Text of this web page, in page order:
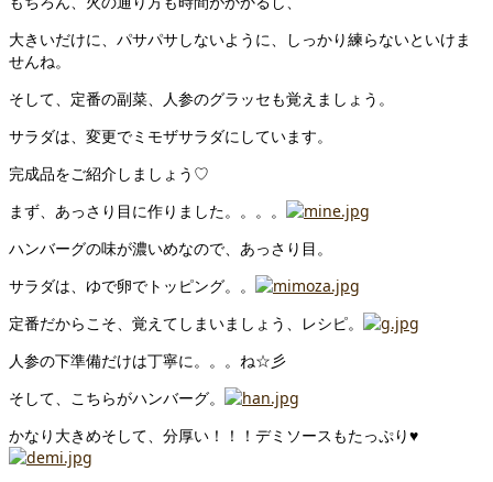
大きいだけに、パサパサしないように、しっかり練らないといけま
せんね。
そして、定番の副菜、人参のグラッセも覚えましょう。
サラダは、変更でミモザサラダにしています。
完成品をご紹介しましょう♡
まず、あっさり目に作りました。。。。
ハンバーグの味が濃いめなので、あっさり目。
サラダは、ゆで卵でトッピング。。
定番だからこそ、覚えてしまいましょう、レシピ。
人参の下準備だけは丁寧に。。。ね☆彡
そして、こちらがハンバーグ。
かなり大きめそして、分厚い！！！デミソースもたっぷり♥